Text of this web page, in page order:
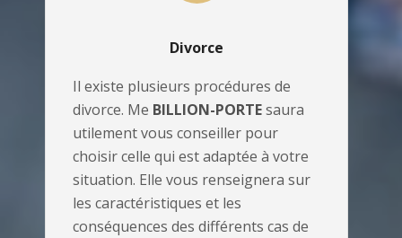
Divorce
Il existe plusieurs procédures de
divorce. Me BILLION-PORTEsaura
utilement vous conseiller pour
choisir celle qui est adaptée à votre
situation. Elle vous renseignera sur
les caractéristiques et les
conséquences des différents cas de